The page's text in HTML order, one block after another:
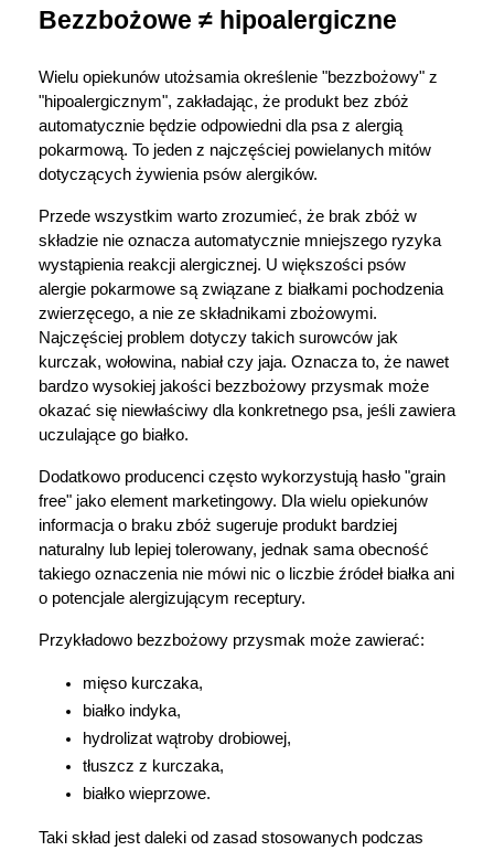
Bezzbożowe ≠ hipoalergiczne
Wielu opiekunów utożsamia określenie "bezzbożowy" z
"hipoalergicznym", zakładając, że produkt bez zbóż
automatycznie będzie odpowiedni dla psa z alergią
pokarmową. To jeden z najczęściej powielanych mitów
dotyczących żywienia psów alergików.
Przede wszystkim warto zrozumieć, że brak zbóż w
składzie nie oznacza automatycznie mniejszego ryzyka
wystąpienia reakcji alergicznej. U większości psów
alergie pokarmowe są związane z białkami pochodzenia
zwierzęcego, a nie ze składnikami zbożowymi.
Najczęściej problem dotyczy takich surowców jak
kurczak, wołowina, nabiał czy jaja. Oznacza to, że nawet
bardzo wysokiej jakości bezzbożowy przysmak może
okazać się niewłaściwy dla konkretnego psa, jeśli zawiera
uczulające go białko.
Dodatkowo producenci często wykorzystują hasło "grain
free" jako element marketingowy. Dla wielu opiekunów
informacja o braku zbóż sugeruje produkt bardziej
naturalny lub lepiej tolerowany, jednak sama obecność
takiego oznaczenia nie mówi nic o liczbie źródeł białka ani
o potencjale alergizującym receptury.
Przykładowo bezzbożowy przysmak może zawierać:
mięso kurczaka,
białko indyka,
hydrolizat wątroby drobiowej,
tłuszcz z kurczaka,
białko wieprzowe.
Taki skład jest daleki od zasad stosowanych podczas